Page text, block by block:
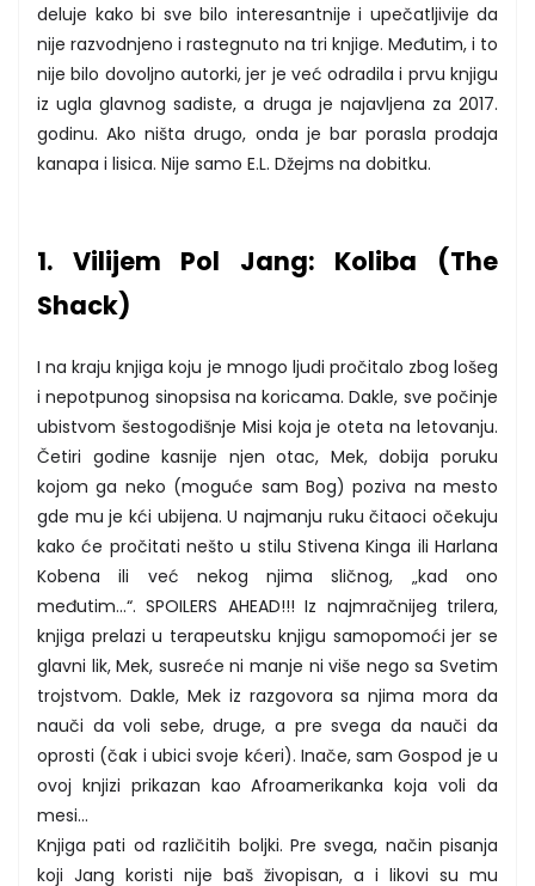
deluje kako bi sve bilo interesantnije i upečatljivije da
nije razvodnjeno i rastegnuto na tri knjige. Međutim, i to
nije bilo dovoljno autorki, jer je već odradila i prvu knjigu
iz ugla glavnog sadiste, a druga je najavljena za 2017.
godinu. Ako ništa drugo, onda je bar porasla prodaja
kanapa i lisica. Nije samo E.L. Džejms na dobitku.
1. Vilijem Pol Jang: Koliba (The
Shack)
I na kraju knjiga koju je mnogo ljudi pročitalo zbog lošeg
i nepotpunog sinopsisa na koricama. Dakle, sve počinje
ubistvom šestogodišnje Misi koja je oteta na letovanju.
Četiri godine kasnije njen otac, Mek, dobija poruku
kojom ga neko (moguće sam Bog) poziva na mesto
gde mu je kći ubijena. U najmanju ruku čitaoci očekuju
kako će pročitati nešto u stilu Stivena Kinga ili Harlana
Kobena ili već nekog njima sličnog, „kad ono
međutim...“. SPOILERS AHEAD!!! Iz najmračnijeg trilera,
knjiga prelazi u terapeutsku knjigu samopomoći jer se
glavni lik, Mek, susreće ni manje ni više nego sa Svetim
trojstvom. Dakle, Mek iz razgovora sa njima mora da
nauči da voli sebe, druge, a pre svega da nauči da
oprosti (čak i ubici svoje kćeri). Inače, sam Gospod je u
ovoj knjizi prikazan kao Afroamerikanka koja voli da
mesi...
Knjiga pati od različitih boljki. Pre svega, način pisanja
koji Jang koristi nije baš živopisan, a i likovi su mu